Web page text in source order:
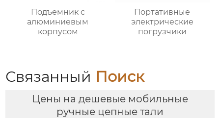
Подъемник с
алюминиевым
корпусом
Портативные
электрические
погрузчики
Связанный Поиск
Цены на дешевые мобильные
ручные цепные тали